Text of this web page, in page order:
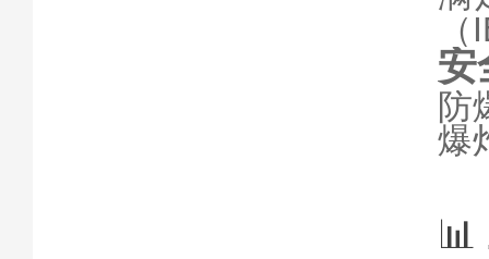
安
防
爆
📊